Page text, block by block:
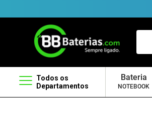
O
Todos os
Departamentos
Bateria
NOTEBOOK